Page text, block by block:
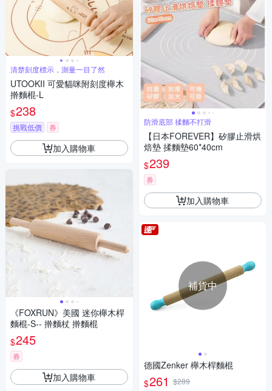
清楚刻度標示，測量一目了然
UTOOKII 可愛貓咪附刻度櫸木
擀麵棍-L
$238
挑戰低價 券
加入購物車
《FOXRUN》美國 迷你櫸木桿
麵棍-S-- 擀麵杖 擀麵棍
$245
券
加入購物車
防滑底部 揉麵不打滑
【日本FOREVER】矽膠止滑烘
焙墊 揉麵墊60*40cm
$239
券
加入購物車
補貨中
德國Zenker 櫸木桿麵棍
$261 $289